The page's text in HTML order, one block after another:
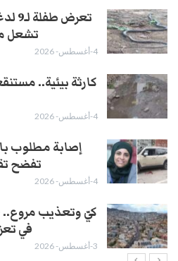
تشعل
4-أغسطس- 2026
كارثة بيئية..
4-أغسطس- 2026
إصابة مطلوب
تفضح
4-أغسطس- 2026
كيّ وتعذيب
في
3-أغسطس- 2026